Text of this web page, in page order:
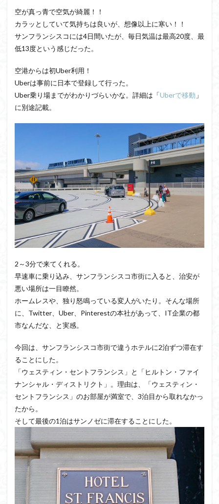
空が真っ青で空気が綺麗！！
カラッとしていて気持ちは良いが、想像以上に寒い！！
サンフランシスコには4日間いたが、毎日気温は最高20度、最
低13度という感じだった。
空港からは初Uber利用！
Uberは事前に日本で登録して行った。
Uber乗り場までがわかりづらいかな。詳細は「Uberで移動 」
に別途記載。
2～3分で来てくれる。
早速車に乗り込み、サンフランシスコ市街に入ると、治安が
悪い場所は一目瞭然。
ホームレスや、独り怒鳴っている変人がいたり。そんな場所
に、Twitter、Uber、Pinterestの本社があって、IT企業の都
市なんだな、と実感。
今回は、サンフランシスコ市街で違うホテルに2泊ずつ滞在す
ることにした。
「ウェスティン・セントフランシス」と「ヒルトン・ファイ
ナンシャル・ディストリクト」。理由は、「ウェスティン・
セントフランシス」のお部屋が満室で、3泊目から取れなかっ
たから。
そして最後の1泊はサンノゼに滞在することにした。